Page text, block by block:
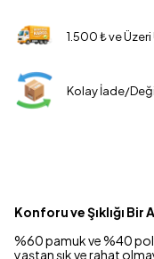
1.500 ₺ ve
Kolay İade/
Konforu ve Şıklığı Bir
%60 pamuk ve %40
yaştan şık ve rahat